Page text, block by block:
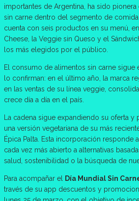
importantes de Argentina, ha sido
sin carne dentro del segmento de
cuenta con seis productos en su menú,
Cheese, la Veggie sin Queso y el
los más elegidos por el público.
El consumo de alimentos sin carne sigue
lo confirman: en el último año, la marca
en las ventas de su línea veggie,
crece día a día en el país.
La cadena sigue expandiendo su oferta y
una versión vegetariana de su más
Épica Palta. Esta incorporación responde
cada vez más abierto a alternativas
salud, sostenibilidad o la búsqueda de
Para acompañar el Día Mundial Sin
través de su app descuentos y